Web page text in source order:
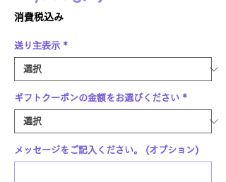
価
格
消費税込み
送り主表示 *
ギフトクーポンの金額をお選びください *
メッセージをご記入ください。 (オプション)